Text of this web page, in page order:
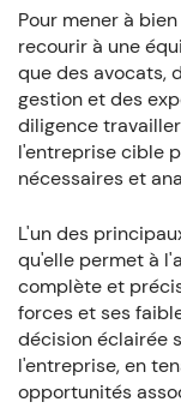
Pour mener à
recourir à une
que des avocats,
gestion et des
diligence
l'entreprise cible
nécessaires et
L'un des
qu'elle permet à
complète et
forces et ses
décision éclairée
l'entreprise, en
opportunités